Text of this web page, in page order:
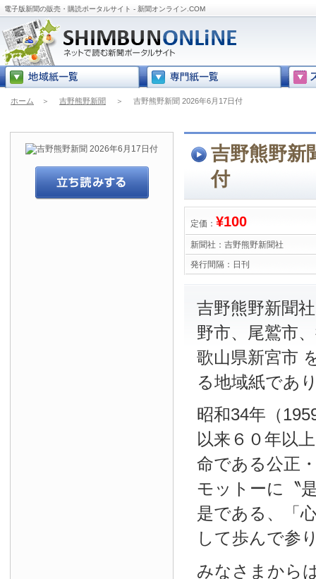
電子版新聞の販売・購読ポータルサイト - 新聞オンライン.COM
ホーム ＞ 吉野熊野新聞 ＞ 吉野熊野新聞 2026年6月17日付
吉野熊野新
付
定価： ¥100
新聞社： 吉野熊野新聞社
発行間隔： 日刊
吉野熊野新聞
野市、尾鷲市
歌山県新宮市
る地域紙であ
昭和34年（
以来６０年以
命である公正
モットーに〝
是である、「
して歩んで参
みなさまから